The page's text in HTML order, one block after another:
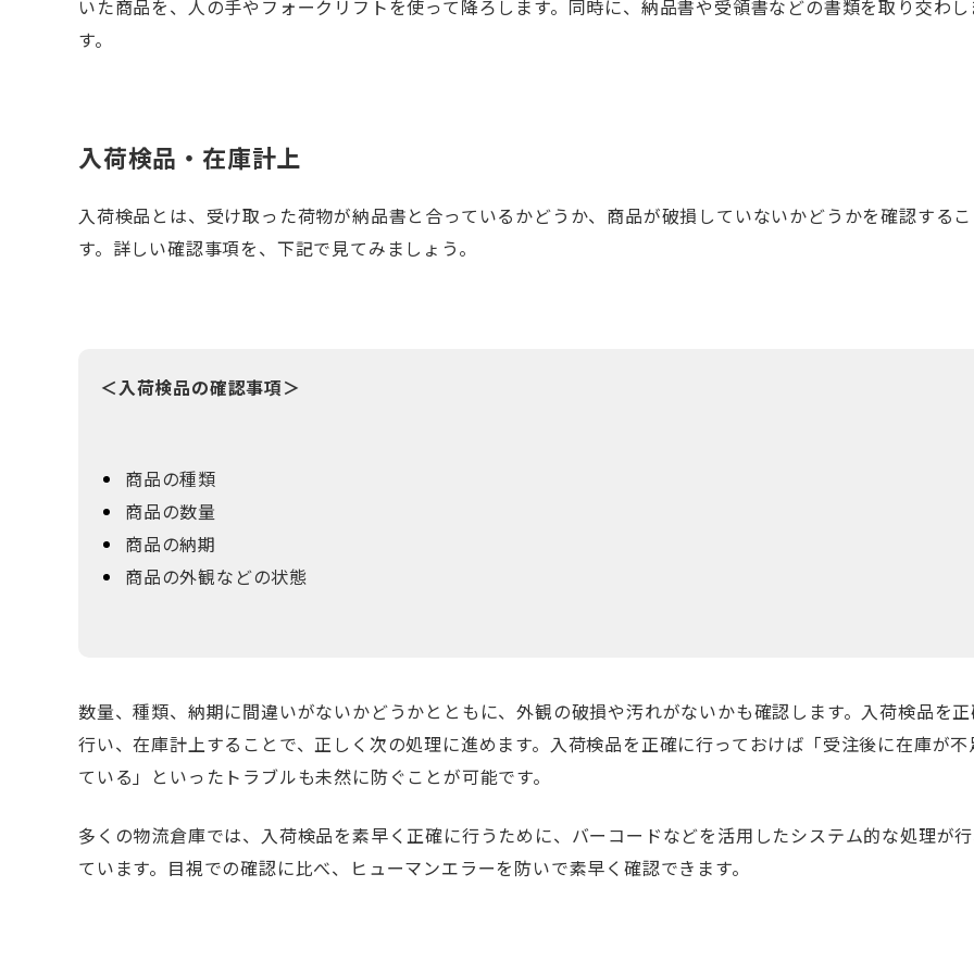
いた商品を、人の手やフォークリフトを使って降ろします。同時に、納品書や受領書などの書類を取り交わ
す。
入荷検品・在庫計上
入荷検品とは、受け取った荷物が納品書と合っているかどうか、商品が破損していないかどうかを確認する
す。詳しい確認事項を、下記で見てみましょう。
＜入荷検品の確認事項＞
商品の種類
商品の数量
商品の納期
商品の外観などの状態
数量、種類、納期に間違いがないかどうかとともに、外観の破損や汚れがないかも確認します。入荷検品を
行い、在庫計上することで、正しく次の処理に進めます。入荷検品を正確に行っておけば「受注後に在庫が
ている」といったトラブルも未然に防ぐことが可能です。
多くの物流倉庫では、入荷検品を素早く正確に行うために、バーコードなどを活用したシステム的な処理が
ています。目視での確認に比べ、ヒューマンエラーを防いで素早く確認できます。